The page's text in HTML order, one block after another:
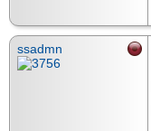
ssadmn